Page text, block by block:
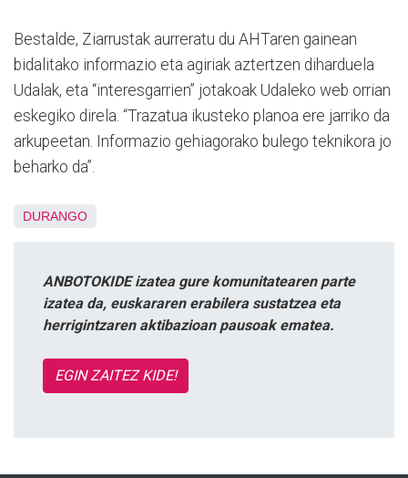
Bestalde, Ziarrustak aurreratu du AHTaren gainean
bidalitako informazio eta agiriak aztertzen diharduela
Udalak, eta “interesgarrien” jotakoak Udaleko web orrian
eskegiko direla. “Trazatua ikusteko planoa ere jarriko da
arkupeetan. Informazio gehiagorako bulego teknikora jo
beharko da”.
DURANGO
ANBOTOKIDE izatea gure komunitatearen parte
izatea da, euskararen erabilera sustatzea eta
herrigintzaren aktibazioan pausoak ematea.
EGIN ZAITEZ KIDE!